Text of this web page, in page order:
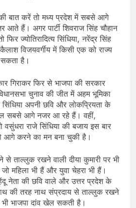
की बात करें तो मध्य प्रदेश में सबसे आगे
आते हैं। अगर पार्टी शिवराज सिंह चौहान
फिर ज्योतिरादित्य सिंधिया, नरेंद्र सिंह
विजयवर्गीय में किसी एक को राज्य
सकता है।
गिराकर फिर से भाजपा की सरकार
चुनाव की जीत में अहम भूमिका
सिंधिया अपनी छवि और लोकप्रियता के
सबसे आगे नजर आ रहे हैं। वहीं,
वसुंधरा राजे सिंधिया की बजाय इस बार
आगे करने का मन बना चुकी है।
से ताल्लुक रखने वाली दीया कुमारी पर भी
जो महिला भी हैं और युवा चेहरा भी हैं।
नेता की छवि वाले और उत्तर प्रदेश के
की तरह नाथ संप्रदाय से ताल्लुक रखने
भाजपा दांव खेल सकती है।